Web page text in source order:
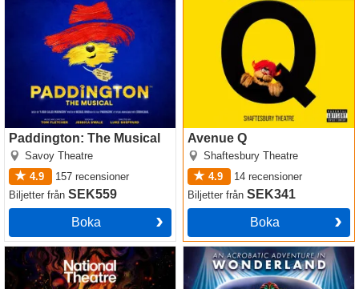
Paddington: The Musical
Savoy Theatre
4.9
157 recensioner
Biljetter från SEK559
Boka
Avenue Q
Shaftesbury Theatre
4.9
14 recensioner
BiljetterfrånSEK341
Boka
The Jungle Book Cirque Alice